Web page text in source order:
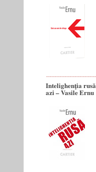
Intelighenţia rusă
azi – Vasile Ernu